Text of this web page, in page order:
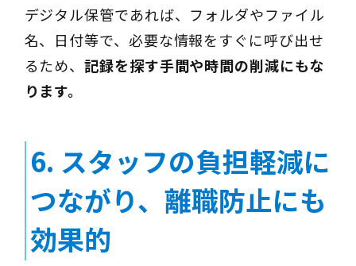
デジタル保管であれば、フォルダやファイル
名、日付等で、必要な情報をすぐに呼び出せ
るため、記録を探す手間や時間の削減にもな
ります。
6. スタッフの負担軽減に
つながり、離職防止にも
効果的